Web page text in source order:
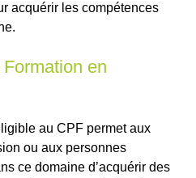
acquérir les compétences
en
au CPF permet aux
ou aux personnes
ce domaine d’acquérir des